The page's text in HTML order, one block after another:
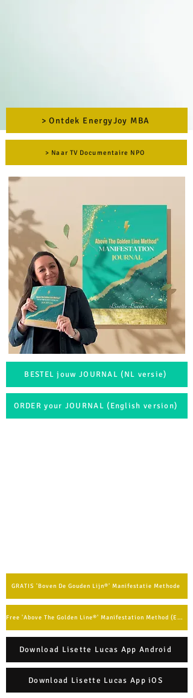
> Ontdek EnergyJoy MBA
> Naar TV Documentaire NPO
BESTEL jouw JOURNAL (NL versie)
ORDER your JOURNAL (English version)
GRATIS 'Boven De Gouden Lijn®' Manifestatie Methode
Free 'Above The Golden Line®' Manifestation Method (English)
Download Lisette Lucas App Android
Download Lisette Lucas App iOS